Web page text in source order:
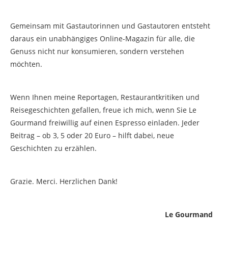
Gemeinsam mit Gastautorinnen und Gastautoren entsteht
daraus ein unabhängiges Online-Magazin für alle, die
Genuss nicht nur konsumieren, sondern verstehen
möchten.
Wenn Ihnen meine Reportagen, Restaurantkritiken und
Reisegeschichten gefallen, freue ich mich, wenn Sie Le
Gourmand freiwillig auf einen Espresso einladen. Jeder
Beitrag – ob 3, 5 oder 20 Euro – hilft dabei, neue
Geschichten zu erzählen.
Grazie. Merci. Herzlichen Dank!
Le Gourmand